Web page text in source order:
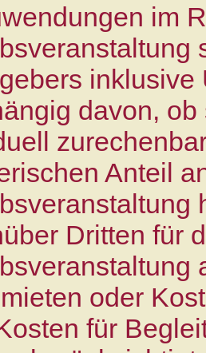
im
inklusive
davon,
Anteil
Dritten für
oder
für